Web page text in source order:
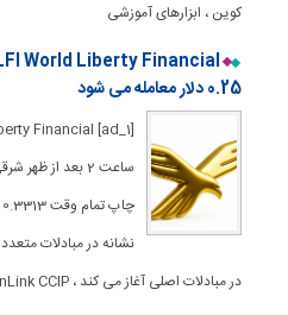
کوین ، ابزارهای آموزشی
0.25 دلار معامله می شود
در مبادلات اصلی آغاز می کند ، TAPS ChainLink CCIP برای